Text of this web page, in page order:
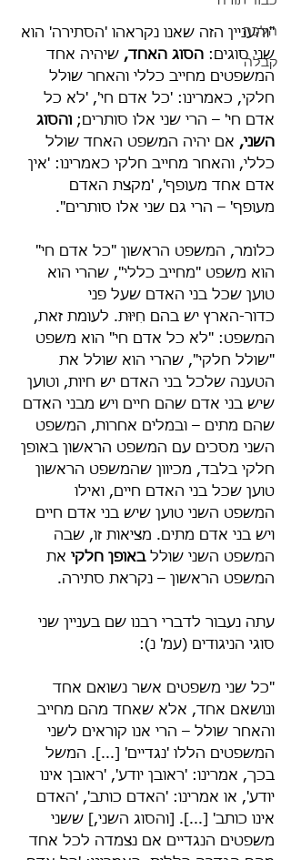
הלכה
קבלה
"והעניין הזה שאנו נקראהו 'הסתירה' הוא
שני סוגים: הסוג האחד, שיהיה אחד
המשפטים מחייב כללי והאחר שולל
חלקי, כאמרינו: 'כל אדם חי', 'לא כל
אדם חי' – הרי שני אלו סותרים; והסוג
השני, אם יהיה המשפט האחד שולל
כללי, והאחר מחייב חלקי כאמרינו: 'אין
אדם אחד מעופף', 'מקצת האדם
מעופף' – הרי גם שני אלו סותרים".
כלומר, המשפט הראשון "כל אדם חי"
הוא משפט "מחייב כללי", שהרי הוא
טוען שכל בני האדם שעל פני
כדור-הארץ יש בהם חִיּוּת. לעומת זאת,
המשפט: "לא כל אדם חי" הוא משפט
"שולל חלקי", שהרי הוא שולל את
הטענה שלכל בני האדם יש חיות, וטוען
שיש בני אדם שהם חיים ויש מבני האדם
שהם מתים – ובמלים אחרות, המשפט
השני מסכים עם המשפט הראשון באופן
חלקי בלבד, מכיוון שהמשפט הראשון
טוען שכל בני האדם חיים, ואילו
המשפט השני טוען שיש בני אדם חיים
ויש בני אדם מתים. מציאות זו, שבה
המשפט השני שולל באופן חלקי את
המשפט הראשון – נקראת סתירה.
עתה נעבור לדברי רבנו שם בעניין שני
סוגי הניגודים (עמ' נ):
"כל שני משפטים אשר נשואם אחד
ונושאם אחד, אלא שאחד מהם מחייב
והאחר שולל – הרי אנו קוראים לשני
המשפטים הללו 'נגדיים' [...]. המשל
בכך, אמרינו: 'ראובן יודע', 'ראובן אינו
יודע', או אמרינו: 'האדם כותב', 'האדם
אינו כותב' [...]. [והסוג השני,] ששני
משפטים הנגדיים אם נצמדה לכל אחד